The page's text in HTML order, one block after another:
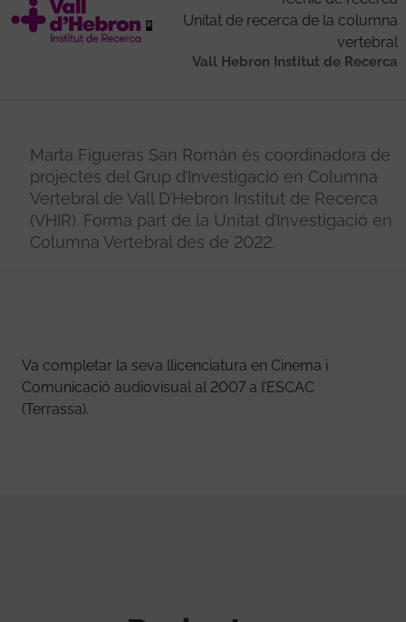
Unitat de recerca de la columna
vertebral
Vall Hebron Institut de Recerca
Marta Figueras San Román és coordinadora de
projectes del Grup d’Investigació en Columna
Vertebral de Vall D’Hebron Institut de Recerca
(VHIR). Forma part de la Unitat d’Investigació en
Columna Vertebral des de 2022.
Va completar la seva llicenciatura en Cinema i
Comunicació audiovisual al 2007 a l’ESCAC
(Terrassa).